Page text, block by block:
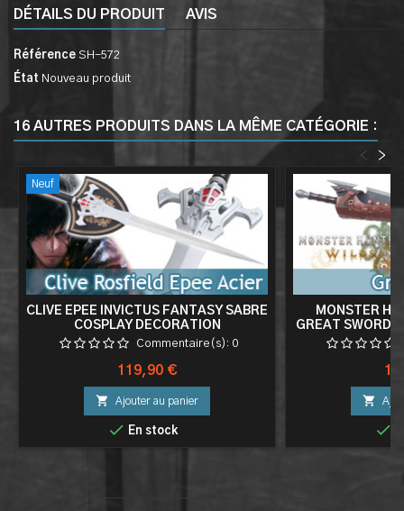
DÉTAILS DU PRODUIT AVIS
Référence SH-572
État Nouveau produit
16 AUTRES PRODUITS DANS LA MÊME CATÉGORIE :
>
<
Neuf
CLIVE EPEE INVICTUS FANTASY SABRE
COSPLAY DECORATION
Commentaire(s): 0
Prix
119,90 €
 Ajouter au panier
 En stock
MONSTER
GREAT SWORD

